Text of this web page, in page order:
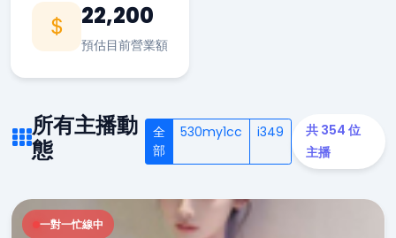
22,200
預估目前營業額
所有主播動
態
全
部
530my1cc i349
共 354 位
主播
一對一忙線中